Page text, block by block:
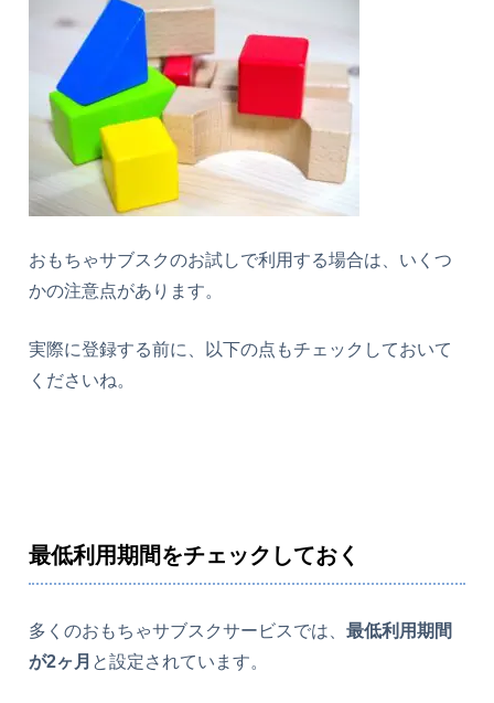
おもちゃサブスクのお試しで利用する場合は、いくつ
かの注意点があります。
実際に登録する前に、以下の点もチェックしておいて
くださいね。
最低利用期間をチェックしておく
多くのおもちゃサブスクサービスでは、 最低利用期間
が2ヶ月 と設定されています。